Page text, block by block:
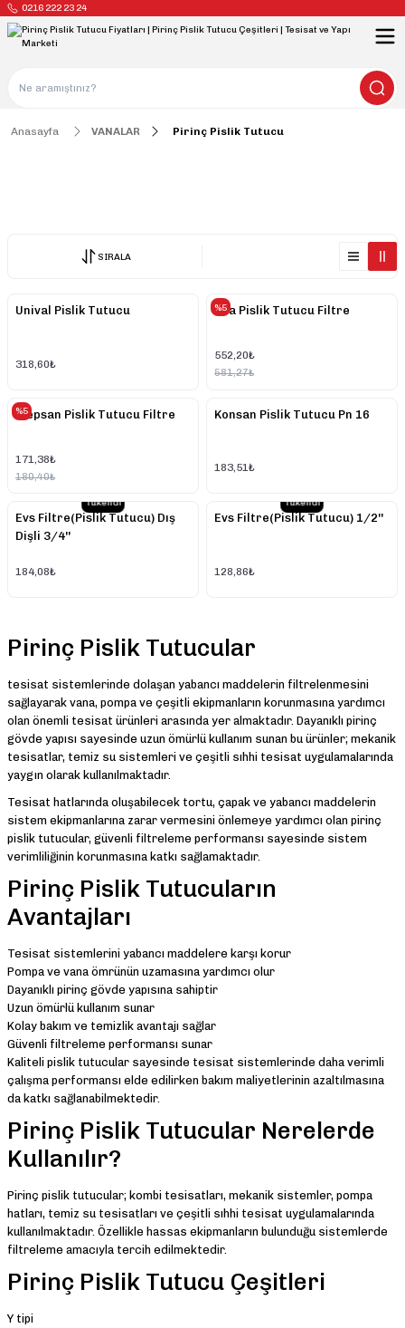
0216 222 23 24
Anasayfa VANALAR Pirinç Pislik Tutucu
SIRALA
Unival Pislik Tutucu
318,60₺
%5
Eca Pislik Tutucu Filtre
552,20₺
581,27₺
%5
Klepsan Pislik Tutucu Filtre
171,38₺
180,40₺
Konsan Pislik Tutucu Pn 16
183,51₺
Tükendi
Evs Filtre(Pislik Tutucu) Dış
Dişli 3/4''
184,08₺
Tükendi
Evs Filtre(Pislik Tutucu) 1/2''
128,86₺
Pirinç Pislik Tutucular
tesisat sistemlerinde dolaşan yabancı maddelerin filtrelenmesini
sağlayarak vana, pompa ve çeşitli ekipmanların korunmasına yardımcı
olan önemli tesisat ürünleri arasında yer almaktadır. Dayanıklı pirinç
gövde yapısı sayesinde uzun ömürlü kullanım sunan bu ürünler; mekanik
tesisatlar, temiz su sistemleri ve çeşitli sıhhi tesisat uygulamalarında
yaygın olarak kullanılmaktadır.
Tesisat hatlarında oluşabilecek tortu, çapak ve yabancı maddelerin
sistem ekipmanlarına zarar vermesini önlemeye yardımcı olan pirinç
pislik tutucular, güvenli filtreleme performansı sayesinde sistem
verimliliğinin korunmasına katkı sağlamaktadır.
Pirinç Pislik Tutucuların
Avantajları
Tesisat sistemlerini yabancı maddelere karşı korur
Pompa ve vana ömrünün uzamasına yardımcı olur
Dayanıklı pirinç gövde yapısına sahiptir
Uzun ömürlü kullanım sunar
Kolay bakım ve temizlik avantajı sağlar
Güvenli filtreleme performansı sunar
Kaliteli pislik tutucular sayesinde tesisat sistemlerinde daha verimli
çalışma performansı elde edilirken bakım maliyetlerinin azaltılmasına
da katkı sağlanabilmektedir.
Pirinç Pislik Tutucular Nerelerde
Kullanılır?
Pirinç pislik tutucular; kombi tesisatları, mekanik sistemler, pompa
hatları, temiz su tesisatları ve çeşitli sıhhi tesisat uygulamalarında
kullanılmaktadır. Özellikle hassas ekipmanların bulunduğu sistemlerde
filtreleme amacıyla tercih edilmektedir.
Pirinç Pislik Tutucu Çeşitleri
Y tipi